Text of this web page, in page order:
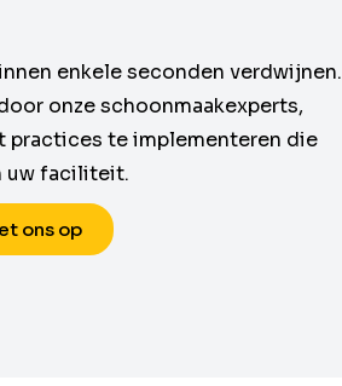
enkele seconden verdwijnen.
onze schoonmaakexperts,
practices te implementeren die
uw faciliteit.
ons op